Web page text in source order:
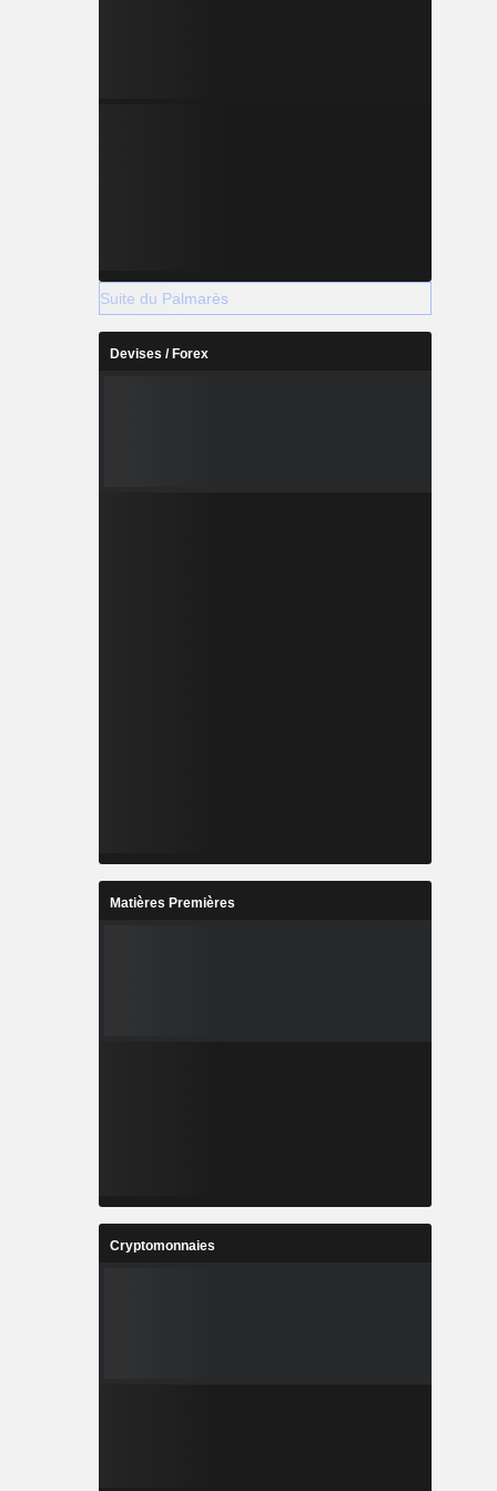
Suite du Palmarès
Devises / Forex
Matières Premières
Cryptomonnaies